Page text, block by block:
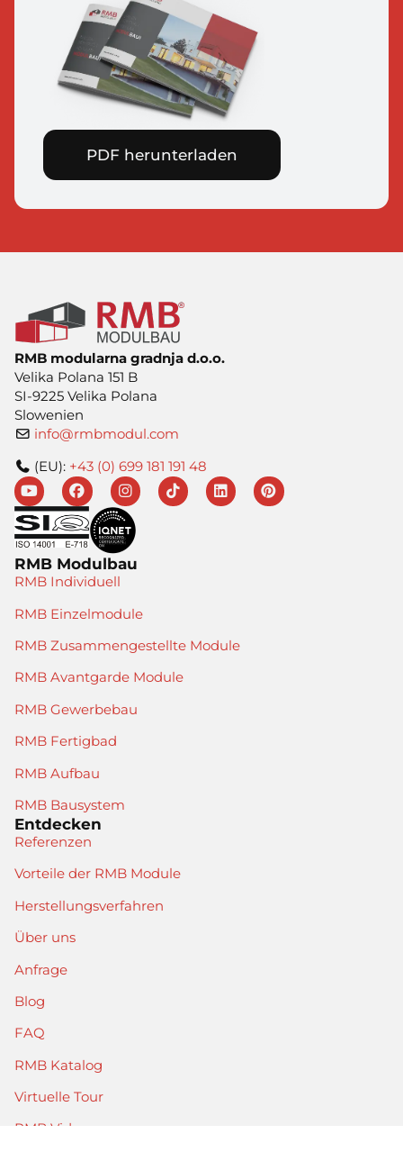
PDF herunterladen
RMB modularna gradnja d.o.o.
Velika Polana 151 B
SI-9225 Velika Polana
Slowenien
info@rmbmodul.com
(EU): +43 (0) 699 181 191 48
RMB Modulbau
RMB Individuell
RMB Einzelmodule
RMB Zusammengestellte Module
RMB Avantgarde Module
RMB Gewerbebau
RMB Fertigbad
RMB Aufbau
RMB Bausystem
Entdecken
Referenzen
Vorteile der RMB Module
Herstellungsverfahren
Über uns
Anfrage
Blog
FAQ
RMB Katalog
Virtuelle Tour
RMB Video